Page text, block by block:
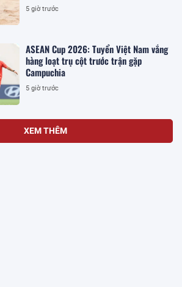
5 giờ trước
ASEAN Cup 2026: Tuyển Việt Nam vắng
hàng loạt trụ cột trước trận gặp
Campuchia
5 giờ trước
XEM THÊM